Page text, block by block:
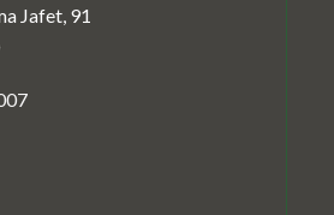
Jafet, 91